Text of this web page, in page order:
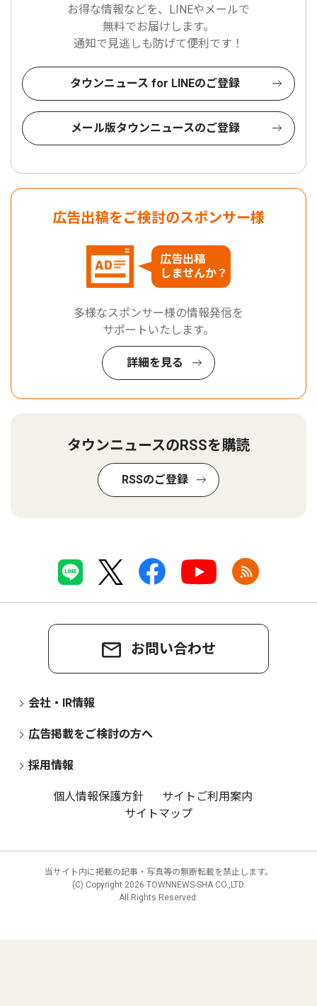
お得な情報などを、LINEやメールで
無料でお届けします。
通知で見逃しも防げて便利です！
タウンニュース for LINEのご登録
メール版タウンニュースのご登録
広告出稿をご検討のスポンサー様
広告出稿
しませんか？
多様なスポンサー様の情報発信を
サポートいたします。
詳細を見る
タウンニュースのRSSを購読
RSSのご登録
お問い合わせ
会社・IR情報
広告掲載をご検討の方へ
採用情報
個人情報保護方針
サイトご利用案内
サイトマップ
当サイト内に掲載の記事・写真等の無断転載を禁止します。
(C) Copyright 2026 TOWNNEWS-SHA CO.,LTD.
All Rights Reserved.